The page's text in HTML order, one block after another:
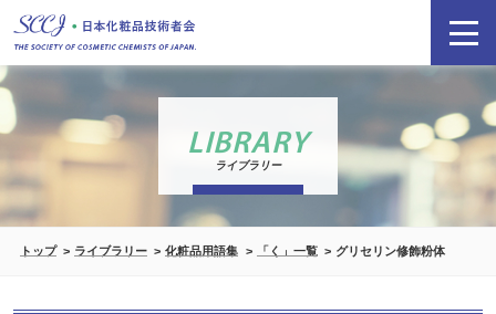
LIBRARY
ライブラリー
トップ ライブラリー 化粧品用語集 「く」一覧 グリセリン修飾粉体